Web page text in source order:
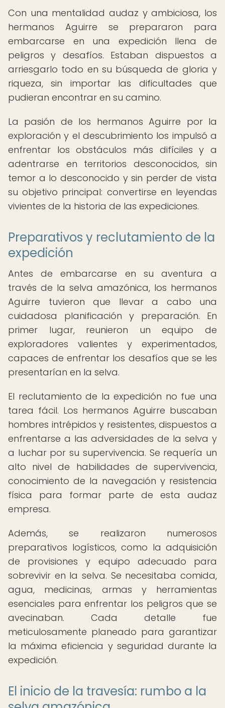
Con una mentalidad audaz y ambiciosa, los
hermanos Aguirre se prepararon para
embarcarse en una expedición llena de
peligros y desafíos. Estaban dispuestos a
arriesgarlo todo en su búsqueda de gloria y
riqueza, sin importar las dificultades que
pudieran encontrar en su camino.
La pasión de los hermanos Aguirre por la
exploración y el descubrimiento los impulsó a
enfrentar los obstáculos más difíciles y a
adentrarse en territorios desconocidos, sin
temor a lo desconocido y sin perder de vista
su objetivo principal: convertirse en leyendas
vivientes de la historia de las expediciones.
Preparativos y reclutamiento de la
expedición
Antes de embarcarse en su aventura a
través de la selva amazónica, los hermanos
Aguirre tuvieron que llevar a cabo una
cuidadosa planificación y preparación. En
primer lugar, reunieron un equipo de
exploradores valientes y experimentados,
capaces de enfrentar los desafíos que se les
presentarían en la selva.
El reclutamiento de la expedición no fue una
tarea fácil. Los hermanos Aguirre buscaban
hombres intrépidos y resistentes, dispuestos a
enfrentarse a las adversidades de la selva y
a luchar por su supervivencia. Se requería un
alto nivel de habilidades de supervivencia,
conocimiento de la navegación y resistencia
física para formar parte de esta audaz
empresa.
Además, se realizaron numerosos
preparativos logísticos, como la adquisición
de provisiones y equipo adecuado para
sobrevivir en la selva. Se necesitaba comida,
agua, medicinas, armas y herramientas
esenciales para enfrentar los peligros que se
avecinaban. Cada detalle fue
meticulosamente planeado para garantizar
la máxima eficiencia y seguridad durante la
expedición.
El inicio de la travesía: rumbo a la